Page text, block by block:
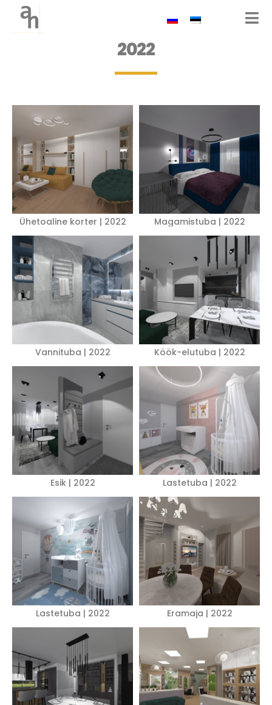
2022
Ühetoaline korter | 2022 Magamistuba | 2022
Vannituba | 2022 Köök-elutuba | 2022
Esik | 2022 Lastetuba | 2022
Lastetuba | 2022 Eramaja | 2022